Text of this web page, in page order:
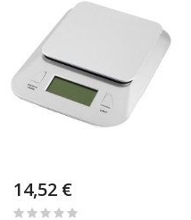
14,52 €
Rating: